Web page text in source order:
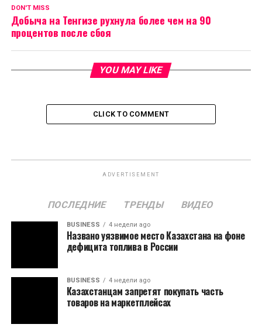
DON'T MISS
Добыча на Тенгизе рухнула более чем на 90
процентов после сбоя
YOU MAY LIKE
CLICK TO COMMENT
ADVERTISEMENT
ПОСЛЕДНИЕ ТРЕНДЫ ВИДЕО
BUSINESS 4 недели ago
Названо уязвимое место Казахстана на фоне
дефицита топлива в России
BUSINESS 4 недели ago
Казахстанцам запретят покупать часть
товаров на маркетплейсах